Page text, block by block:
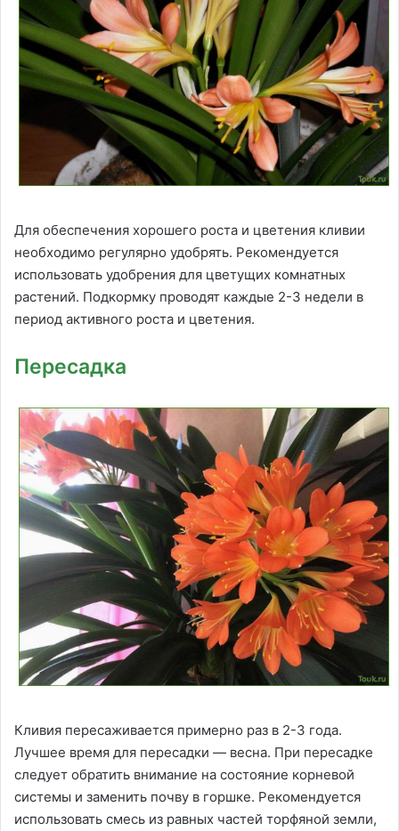
Для обеспечения хорошего роста и цветения кливии
необходимо регулярно удобрять. Рекомендуется
использовать удобрения для цветущих комнатных
растений. Подкормку проводят каждые 2-3 недели в
период активного роста и цветения.
Пересадка
Кливия пересаживается примерно раз в 2-3 года.
Лучшее время для пересадки — весна. При пересадке
следует обратить внимание на состояние корневой
системы и заменить почву в горшке. Рекомендуется
использовать смесь из равных частей торфяной земли,